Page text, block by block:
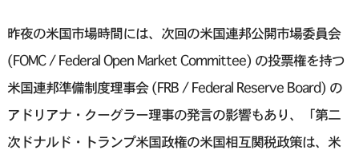
昨夜の米国市場時間には、次回の米国連邦公開市場委員会
(FOMC / Federal Open Market Committee) の投票権を持つ
米国連邦準備制度理事会 (FRB / Federal Reserve Board) の
アドリアナ・クーグラー理事の発言の影響もあり、「第二
次ドナルド・トランプ米国政権の米国相互関税政策は、米